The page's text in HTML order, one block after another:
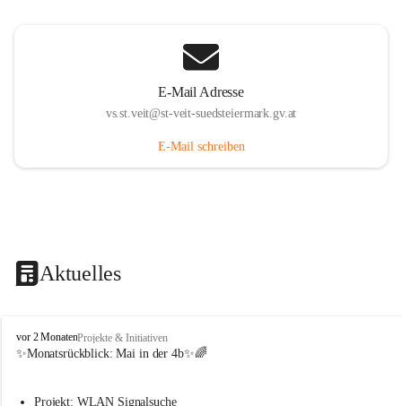
E-Mail Adresse
vs.st.veit@st-veit-suedsteiermark.gv.at
E-Mail schreiben
Aktuelles
V
o
s
vor 2 MonatenProjekte & Initiativen
✨Monatsrückblick: Mai in der 4b✨🌈
Projekt: WLAN Signalsuche